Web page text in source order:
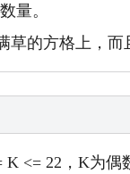
量。
草的方格上，
K <= 22，K为偶